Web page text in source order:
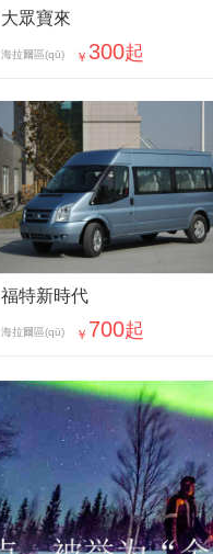
大眾寶來
海拉爾區(qū) ￥ 300起
福特新時代
海拉爾區(qū) ￥ 700起